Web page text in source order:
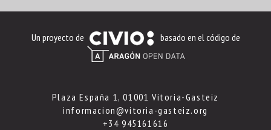
Un proyecto de basado en el código de
Plaza España 1, 01001 Vitoria-Gasteiz
informacion@vitoria-gasteiz.org
+34 945161616